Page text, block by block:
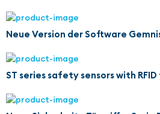
Neue Version der Software
ST series safety sensors with